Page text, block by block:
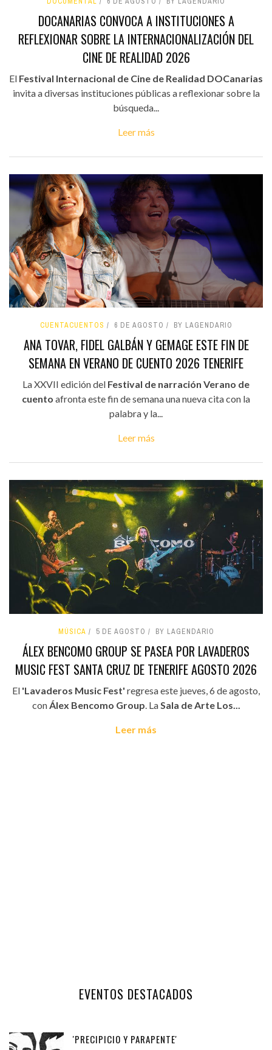
DOCANARIAS CONVOCA A INSTITUCIONES A
REFLEXIONAR SOBRE LA INTERNACIONALIZACIÓN DEL
CINE DE REALIDAD 2026
El Festival Internacional de Cine de Realidad DOCanarias
invita a diversas instituciones públicas a reflexionar sobre la
búsqueda...
Leer más
CUENTACUENTOS 6 DE AGOSTO BY LAGENDARIO
ANA TOVAR, FIDEL GALBÁN Y GEMAGE ESTE FIN DE
SEMANA EN VERANO DE CUENTO 2026 TENERIFE
La XXVII edición del Festival de narración Verano de
cuento afronta este fin de semana una nueva cita con la
palabra y la...
Leer más
MÚSICA 5 DE AGOSTO BY LAGENDARIO
ÁLEX BENCOMO GROUP SE PASEA POR LAVADEROS
MUSIC FEST SANTA CRUZ DE TENERIFE AGOSTO 2026
El 'Lavaderos Music Fest' regresa este jueves, 6 de agosto,
con Álex Bencomo Group . La Sala de Arte Los...
Leer más
EVENTOS DESTACADOS
'PRECIPICIO Y PARAPENTE'